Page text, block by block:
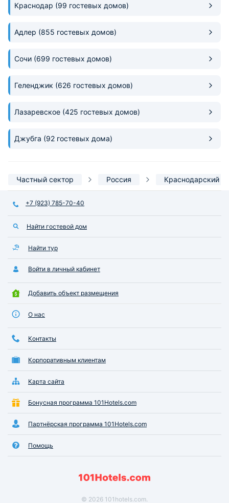
Краснодар (99 гостевых домов)
Адлер (855 гостевых домов)
Сочи (699 гостевых домов)
Геленджик (626 гостевых домов)
Лазаревское (425 гостевых домов)
Джубга (92 гостевых дома)
Частный сектор Россия Краснодарский
+7 (923) 785-70-40
Найти гостевой дом
Найти тур
Войти в личный кабинет
Добавить объект размещения
О нас
Контакты
Корпоративным клиентам
Карта сайта
Бонусная программа 101Hotels.com
Партнёрская программа 101Hotels.com
Помощь
© 2026 101hotels.com.